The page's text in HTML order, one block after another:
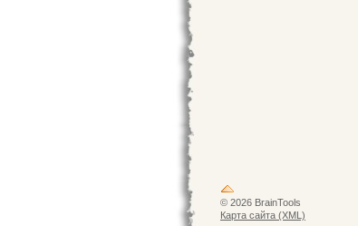
© 2026 BrainTools
Карта сайта (XML)